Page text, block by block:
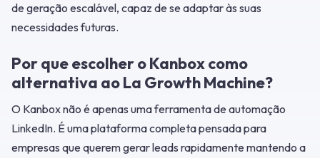
de geração escalável, capaz de se adaptar às suas
necessidades futuras.
Por que escolher o Kanbox como
alternativa ao La Growth Machine?
O Kanbox não é apenas uma ferramenta de automação
LinkedIn. É uma plataforma completa pensada para
empresas que querem gerar leads rapidamente mantendo a